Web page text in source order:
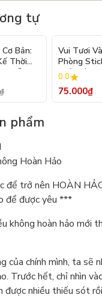
tự
- 10%
Bản:
Thời
Mẫu
Size
Vui Tươi
Phòng
Chủ Đề) -
0.0
75.000₫
phẩm
Hoàn Hảo
để trở nên HOÀN
để được yêu ***
không hoàn hảo mới
của chính mình, ta sẽ
Trước hết, chỉ nhìn
được nhiều thiếu sót